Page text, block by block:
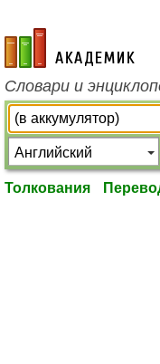
academic.ru
Словари и
Толкования